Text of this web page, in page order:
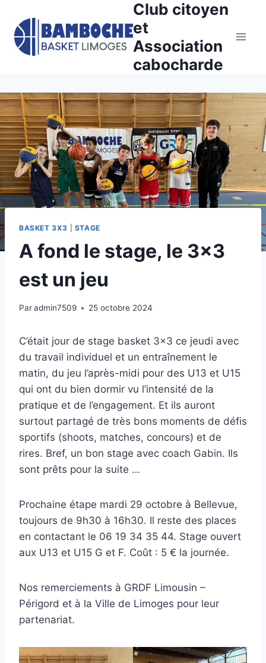
contenu
Club citoyen
et
Association
cabocharde
BASKET 3X3 STAGE
A fond le stage, le 3×3
est un jeu
Paradmin7509 25 octobre 2024
C’était jour de stage basket 3×3 ce jeudi avec
du travail individuel et un entraînement le
matin, du jeu l’après-midi pour des U13 et U15
qui ont du bien dormir vu l’intensité de la
pratique et de l’engagement. Et ils auront
surtout partagé de très bons moments de défis
sportifs (shoots, matches, concours) et de
rires. Bref, un bon stage avec coach Gabin. Ils
sont prêts pour la suite …
Prochaine étape mardi 29 octobre à Bellevue,
toujours de 9h30 à 16h30. Il reste des places
en contactant le 06 19 34 35 44. Stage ouvert
aux U13 et U15 G et F. Coût : 5 € la journée.
Nos remerciements à GRDF Limousin –
Périgord et à la Ville de Limoges pour leur
partenariat.